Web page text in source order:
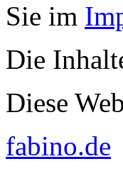
Sie im
Die
Diese
fabino.de